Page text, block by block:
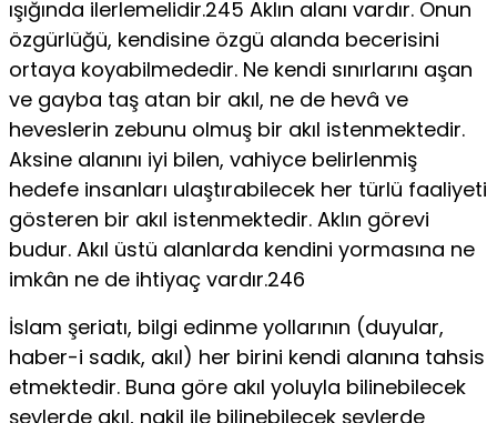
ışığında ilerlemelidir.245 Aklın alanı vardır. Onun
özgürlüğü, kendisine özgü alanda becerisini
ortaya koyabilmededir. Ne kendi sınırlarını aşan
ve gayba taş atan bir akıl, ne de hevâ ve
heveslerin zebunu olmuş bir akıl istenmektedir.
Aksine alanını iyi bilen, vahiyce belirlenmiş
hedefe insanları ulaştırabilecek her türlü faaliyeti
gösteren bir akıl istenmektedir. Aklın görevi
budur. Akıl üstü alanlarda kendini yormasına ne
imkân ne de ihtiyaç vardır.246
İslam şeriatı, bilgi edinme yollarının (duyular,
haber-i sadık, akıl) her birini kendi alanına tahsis
etmektedir. Buna göre akıl yoluyla bilinebilecek
şeylerde akıl, nakil ile bilinebilecek şeylerde